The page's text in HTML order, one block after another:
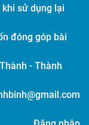
sử dụng lại
đóng góp bài
- Thành